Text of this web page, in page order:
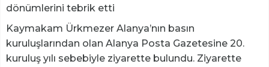
dönümlerini tebrik etti
Kaymakam Ürkmezer Alanya’nın basın
kuruluşlarından olan Alanya Posta Gazetesine 20.
kuruluş yılı sebebiyle ziyarette bulundu. Ziyarette